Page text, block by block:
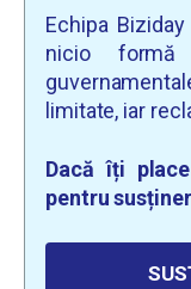
Echipa
nicio
limitate, iar
Dacă îți
pentru